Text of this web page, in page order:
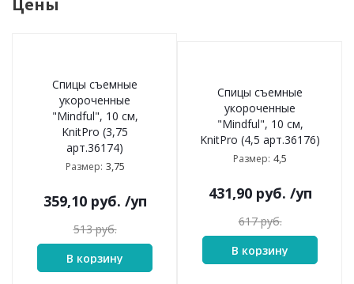
Цены
Спицы съемные
укороченные
"Mindful", 10 см,
KnitPro (3,75
арт.36174)
Размер: 3,75
359,10руб. /уп
513руб.
В корзину
Спицы съемные
укороченные
"Mindful", 10 см,
KnitPro (4,5 арт.36176)
Размер: 4,5
431,90руб. /уп
617руб.
В корзину